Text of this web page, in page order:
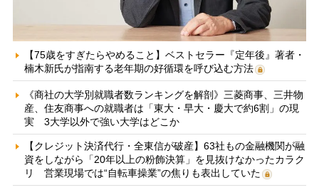
【75歳をすぎたらやめること】ベストセラー『定年後』著者・
楠木新氏が指南する老年期の好循環を呼び込む方法
《商社の大学別就職者数ランキングを解剖》三菱商事、三井物
産、住友商事への就職者は「東大・早大・慶大で約6割」の現
実 3大学以外で強い大学はどこか
【クレジット決済代行・全東信が破産】63社もの金融機関が融
資をしながら「20年以上の粉飾決算」を見抜けなかったカラク
リ 営業現場では“自転車操業”の焦りも表出していた